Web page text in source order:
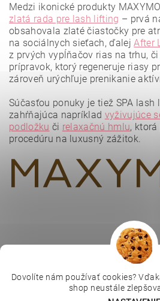
Vložením hodnotenie súhlasíte s
osobných údajov
Medzi ikonické produkty
zlatá rada pre lash lifting – prvá
obsahovala zlaté čiastočky pre
na sociálnych sieťach, ďalejAfter
z prvých vypĺňačov rias na trhu, či
prípravok, ktorý regeneruje riasy
zároveň urýchľuje prenikanie
Súčasťou ponuky je tiež SPA lash
zahŕňajúca napríklad vyživujúce
podložku či relaxačnú hmlu, ktorá
procedúru na luxusný zážitok.
Depilujeme.cz | Kosmetická škola |
MikroArt | Ella
Dovolíte nám používať cookies?
shop neustále